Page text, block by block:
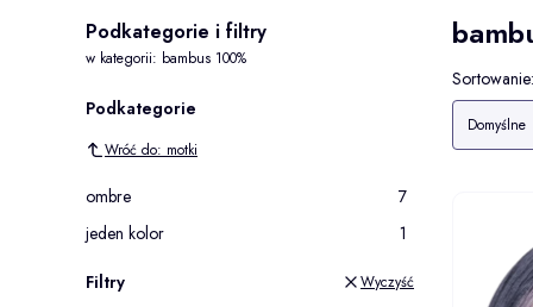
Podkategorie i filtry
w kategorii: bambus 100%
Podkategorie
Wróć do: motki
ombre
7
jeden kolor
1
Filtry Wyczyść
Lista
Sortowanie:
Domyślne